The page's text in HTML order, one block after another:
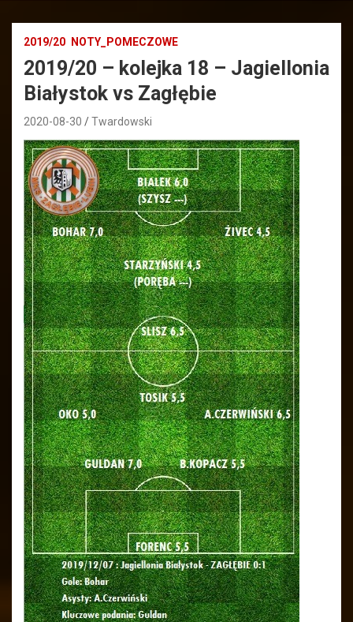
2019/20 NOTY_POMECZOWE
2019/20 – kolejka 18 – Jagiellonia
Białystok vs Zagłębie
2020-08-30 Twardowski